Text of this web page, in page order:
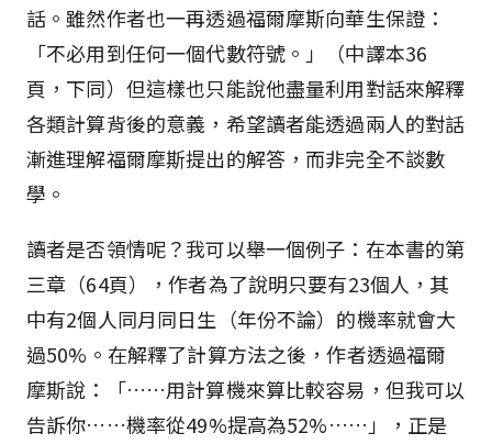
話。雖然作者也一再透過福爾摩斯向華生保證：
「不必用到任何一個代數符號。」（中譯本36
頁，下同）但這樣也只能說他盡量利用對話來解釋
各類計算背後的意義，希望讀者能透過兩人的對話
漸進理解福爾摩斯提出的解答，而非完全不談數
學。
讀者是否領情呢？我可以舉一個例子：在本書的第
三章（64頁），作者為了說明只要有23個人，其
中有2個人同月同日生（年份不論）的機率就會大
過50%。在解釋了計算方法之後，作者透過福爾
摩斯說：「……用計算機來算比較容易，但我可以
告訴你……機率從49%提高為52%……」，正是